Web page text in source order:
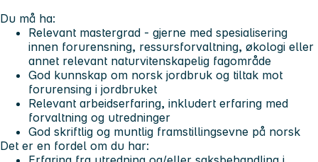
Du må ha:
Relevant mastergrad - gjerne med spesialisering
innen forurensning, ressursforvaltning, økologi eller
annet relevant naturvitenskapelig fagområde
God kunnskap om norsk jordbruk og tiltak mot
forurensing i jordbruket
Relevant arbeidserfaring, inkludert erfaring med
forvaltning og utredninger
God skriftlig og muntlig framstillingsevne på norsk
Det er en fordel om du har: